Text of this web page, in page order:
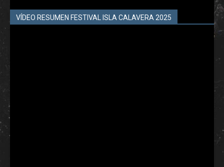
VÍDEO RESUMEN FESTIVAL ISLA CALAVERA 2025